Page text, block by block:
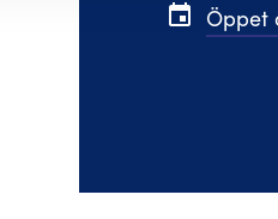
event Öppet